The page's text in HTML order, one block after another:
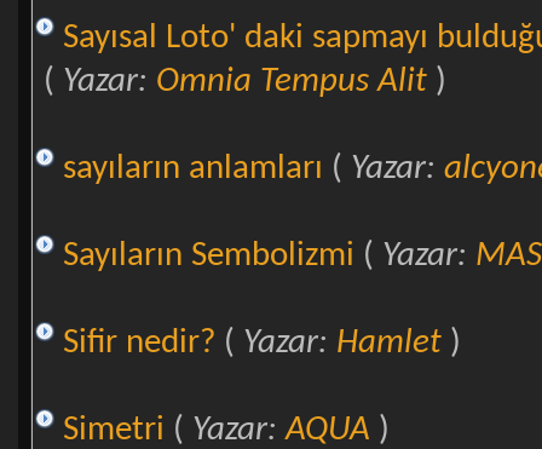
Sayısal Loto' daki sapmayı
( Yazar: Omnia Tempus Alit)
sayıların anlamları ( Yazar:
Sayıların Sembolizmi ( Yazar:
Sifir nedir? ( Yazar: Hamlet)
Simetri ( Yazar:AQUA )